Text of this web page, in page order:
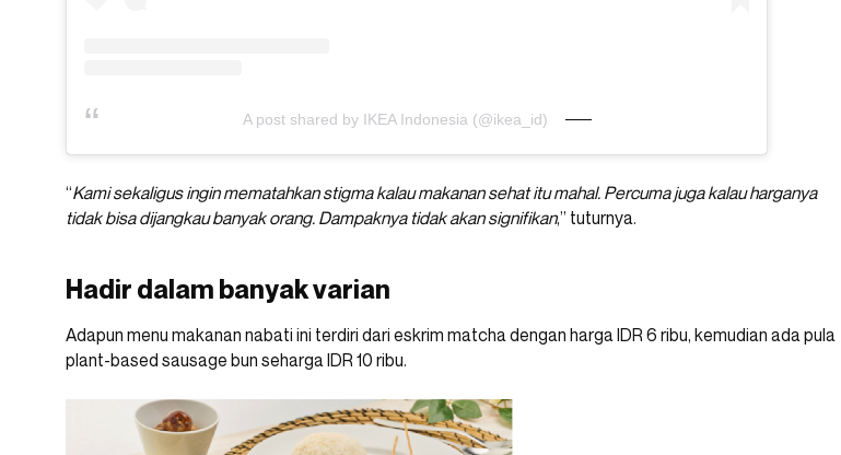
A post shared by IKEA Indonesia (@ikea_id)
“Kami sekaligus ingin mematahkan stigma kalau makanan sehat itu mahal. Percuma juga kalau harganya
tidak bisa dijangkau banyak orang. Dampaknya tidak akan signifikan,” tuturnya.
Hadir dalam banyak varian
Adapun menu makanan nabati ini terdiri dari eskrim matcha dengan harga IDR 6 ribu, kemudian ada pula
plant-based sausage bun seharga IDR 10 ribu.